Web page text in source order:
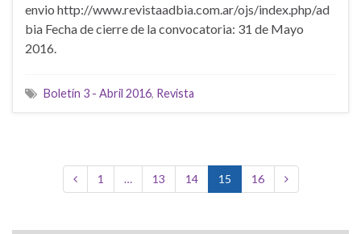
envio http://www.revistaadbia.com.ar/ojs/index.php/ad
bia Fecha de cierre de la convocatoria: 31 de Mayo
2016.
Boletín 3 - Abril 2016, Revista
1 … 13 14 15 16